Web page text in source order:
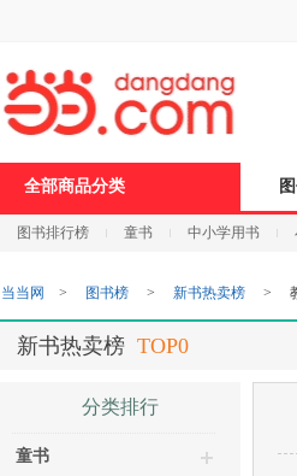
全部商品分类
图书排行榜 童书 中小学用书
打
开
无
障
页
加
当当网 > 图书榜 > 新书热卖榜 >
新书热卖榜 TOP0
分类排行
童书